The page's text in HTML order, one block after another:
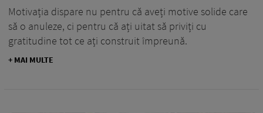
Motivația dispare nu pentru că aveți motive solide care
să o anuleze, ci pentru că ați uitat să priviți cu
gratitudine tot ce ați construit împreună.
+ MAI MULTE